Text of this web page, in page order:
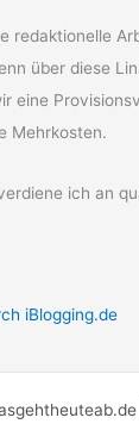
redaktionelle
über diese
eine
Mehrkosten.
ich an
iBlogging.de